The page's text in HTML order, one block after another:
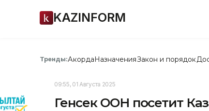
KAZINFORM
Тренды:АкордаНазначенияЗакон и порядок
09:55, 01 Августа 2025
Генсек ООН посетит